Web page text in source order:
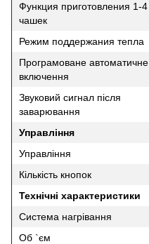
Функция приготовления 1-4
чашек
Режим поддержания тепла
Програмоване автоматичне
включення
Звуковий сигнал після
заварювання
Управління
Управління
Кількість кнопок
Технічні характеристики
Система нагрівання
Об `єм